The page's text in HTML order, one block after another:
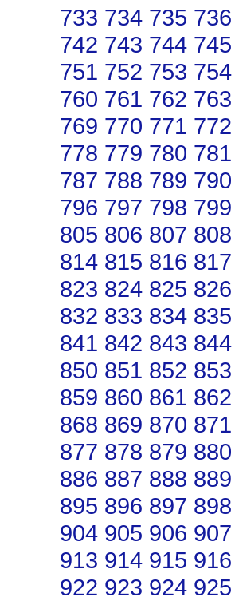
733 734 735 736
742 743 744 745
751 752 753 754
760 761 762 763
769 770 771 772
778 779 780 781
787 788 789 790
796 797 798 799
805 806 807 808
814 815 816 817
823 824 825 826
832 833 834 835
841 842 843 844
850 851 852 853
859 860 861 862
868 869 870 871
877 878 879 880
886 887 888 889
895 896 897 898
904 905 906 907
913 914 915 916
922 923 924 925